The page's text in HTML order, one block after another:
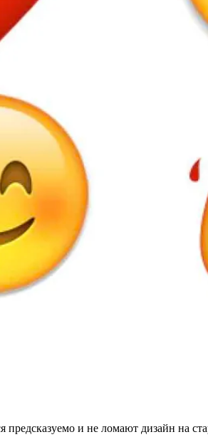
и не ломают дизайн на